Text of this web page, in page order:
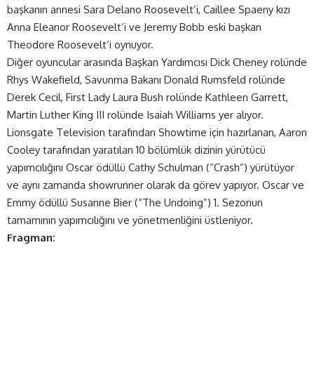
başkanın annesi Sara Delano Roosevelt’i, Caillee Spaeny kızı
Anna Eleanor Roosevelt’i ve Jeremy Bobb eski başkan
Theodore Roosevelt’i oynuyor.
Diğer oyuncular arasında Başkan Yardımcısı Dick Cheney rolünde
Rhys Wakefield, Savunma Bakanı Donald Rumsfeld rolünde
Derek Cecil, First Lady Laura Bush rolünde Kathleen Garrett,
Martin Luther King III rolünde Isaiah Williams yer alıyor.
Lionsgate Television tarafından Showtime için hazırlanan, Aaron
Cooley tarafından yaratılan 10 bölümlük dizinin yürütücü
yapımcılığını Oscar ödüllü Cathy Schulman (“Crash”) yürütüyor
ve aynı zamanda showrunner olarak da görev yapıyor. Oscar ve
Emmy ödüllü Susanne Bier (“The Undoing”) 1. Sezonun
tamamının yapımcılığını ve yönetmenliğini üstleniyor.
Fragman: